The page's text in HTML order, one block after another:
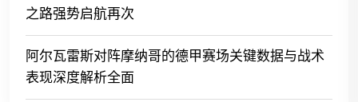
之路强势启航再次
阿尔瓦雷斯对阵摩纳哥的德甲赛场关键数据与战术
表现深度解析全面